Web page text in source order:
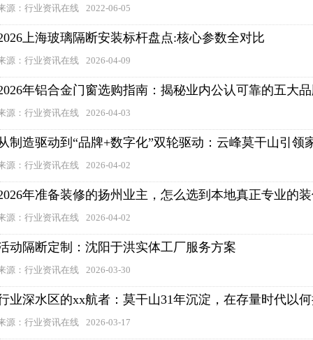
源：行业资讯在线 2022-06-05
上海玻璃隔断安装标杆盘点:核心参数全对比
源：行业资讯在线 2026-04-09
年铝合金门窗选购指南：揭秘业内公认可靠的五大
源：行业资讯在线 2026-04-03
制造驱动到“品牌+数字化”双轮驱动：云峰莫干山引领
源：行业资讯在线 2026-04-02
年准备装修的扬州业主，怎么选到本地真正专业的
源：行业资讯在线 2026-04-02
动隔断定制：沈阳于洪实体工厂服务方案
源：行业资讯在线 2026-03-30
业深水区的xx航者：莫干山31年沉淀，在存量时代以
源：行业资讯在线 2026-03-17